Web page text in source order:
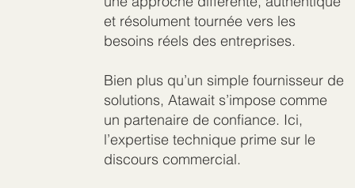
et résolument tournée vers les
besoins réels des entreprises.
Bien plus qu’un simple fournisseur de
solutions, Atawait s’impose comme
un partenaire de confiance. Ici,
l’expertise technique prime sur le
discours commercial.